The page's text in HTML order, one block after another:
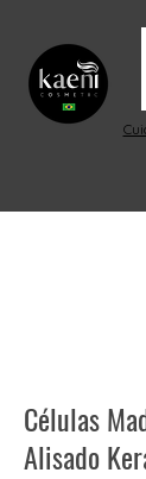
Células
Alisado